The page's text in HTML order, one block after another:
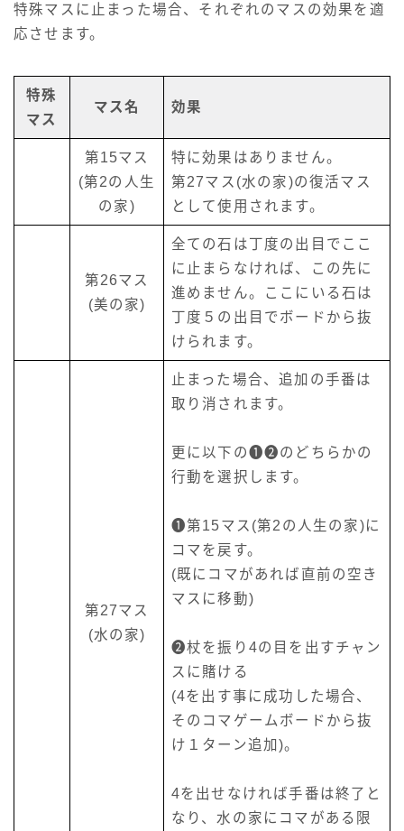
特殊マスに止まった場合、それぞれのマスの効果を適
応させます。
特殊
マス
マス名 効果
第15マス
(第2の人生
の家)
特に効果はありません。
第27マス(水の家)の復活マス
として使用されます。
第26マス
(美の家)
全ての石は丁度の出目でここ
に止まらなければ、この先に
進めません。ここにいる石は
丁度５の出目でボードから抜
けられます。
第27マス
(水の家)
止まった場合、追加の手番は
取り消されます。
更に以下の❶❷のどちらかの
行動を選択します。
❶第15マス(第2の人生の家)に
コマを戻す。
(既にコマがあれば直前の空き
マスに移動)
❷杖を振り4の目を出すチャン
スに賭ける
(4を出す事に成功した場合、
そのコマゲームボードから抜
け１ターン追加)。
4を出せなければ手番は終了と
なり、水の家にコマがある限